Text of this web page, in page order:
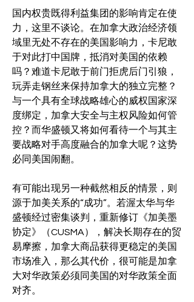
国内权贵既得利益集团的影响肯定在使
力，这里不谈论。在加拿大政治经济领
域里无处不存在的美国影响力，卡尼敢
于对此打中国牌，抵消对美国的依赖
吗？难道卡尼敢于前门拒虎后门引狼，
玩弄走钢丝来保持加拿大的独立完整？
与一个具有全球战略雄心的威权国家深
度绑定，加拿大安全与主权风险如何管
控？而华盛顿又将如何看待一个与其主
要战略对手高度融合的加拿大呢？这势
必同美国闹翻。
有可能出现另一种截然相反的情景，则
源于加美关系的“成功”。若渥太华与华
盛顿经过密集谈判，重新修订《加美墨
协定》（CUSMA），解决长期存在的贸
易摩擦，加拿大商品获得更稳定的美国
市场准入，那么其代价，很可能是加拿
大对华政策必须同美国的对华政策全面
对齐。